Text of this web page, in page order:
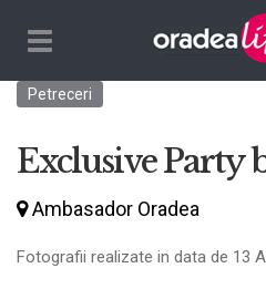
Petreceri
Exclusive Party
Ambasador Oradea
Fotografii realizate in data de 13